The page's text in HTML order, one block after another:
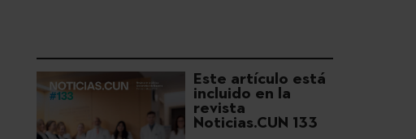
Este artículo está
incluido en la
revista
Noticias.CUN 133